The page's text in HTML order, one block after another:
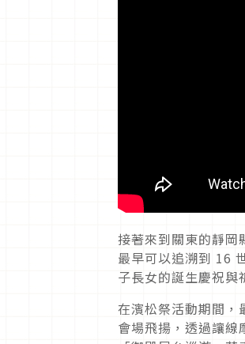
接著來到關東的靜岡
最早可以追溯到 16
子長女的誕生慶祝與
在濱松祭活動期間，
會場飛揚，透過讓